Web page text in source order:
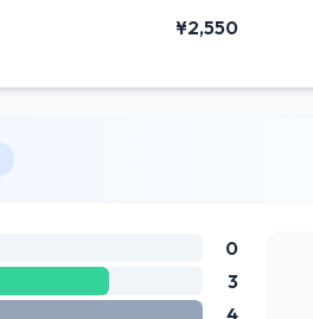
¥2,550
0
3
4